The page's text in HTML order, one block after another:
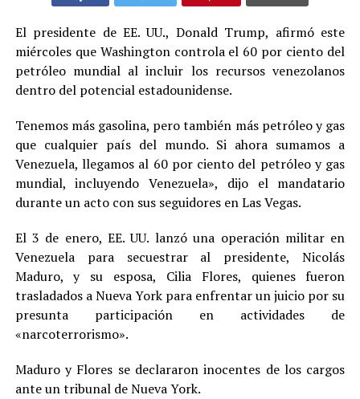
El presidente de EE. UU., Donald Trump, afirmó este
miércoles que Washington controla el 60 por ciento del
petróleo mundial al incluir los recursos venezolanos
dentro del potencial estadounidense.
Tenemos más gasolina, pero también más petróleo y gas
que cualquier país del mundo. Si ahora sumamos a
Venezuela, llegamos al 60 por ciento del petróleo y gas
mundial, incluyendo Venezuela», dijo el mandatario
durante un acto con sus seguidores en Las Vegas.
El 3 de enero, EE. UU. lanzó una operación militar en
Venezuela para secuestrar al presidente, Nicolás
Maduro, y su esposa, Cilia Flores, quienes fueron
trasladados a Nueva York para enfrentar un juicio por su
presunta participación en actividades de
«narcoterrorismo».
Maduro y Flores se declararon inocentes de los cargos
ante un tribunal de Nueva York.